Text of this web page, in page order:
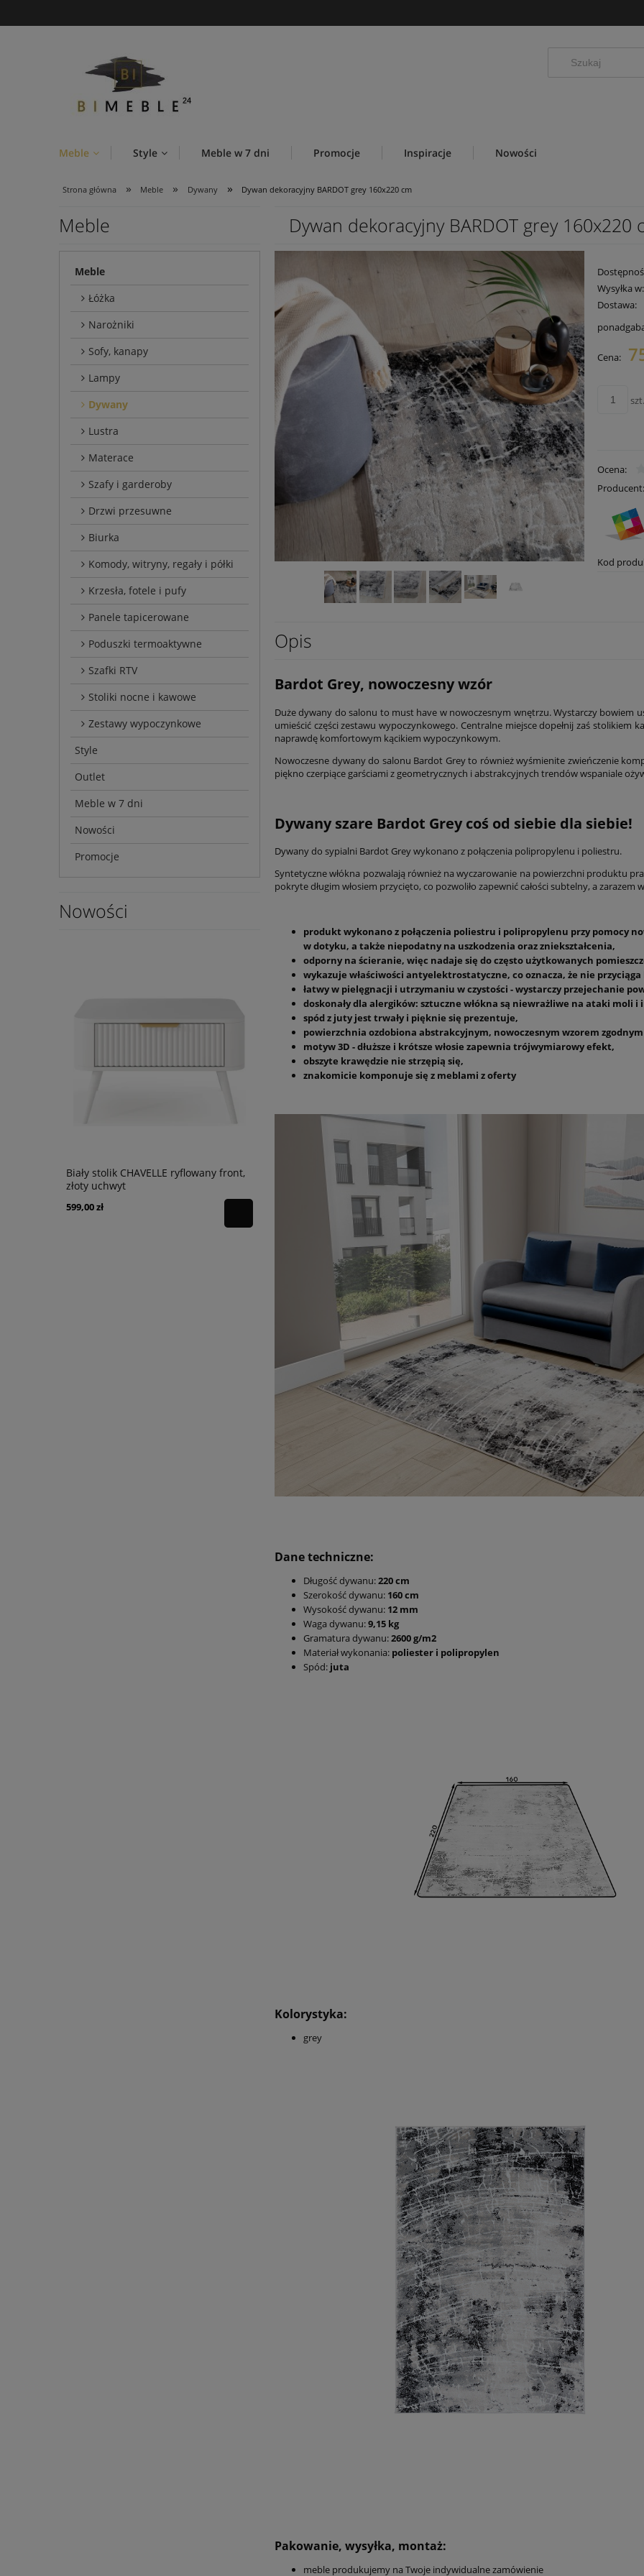
Meble Style Meble w 7 dni Promocje Inspiracje Nowości
Strona główna » Meble » Dywany » Dywan dekoracyjny BARDOT grey 160x220 cm
Meble
Meble
Łóżka
Narożniki
Sofy, kanapy
Lampy
Dywany
Lustra
Materace
Szafy i garderoby
Drzwi przesuwne
Biurka
Komody, witryny, regały i półki
Krzesła, fotele i pufy
Panele tapicerowane
Poduszki termoaktywne
Szafki RTV
Stoliki nocne i kawowe
Zestawy wypoczynkowe
Style
Outlet
Meble w 7 dni
Nowości
Promocje
Nowości
Biały stolik CHAVELLE ryflowany front,
złoty uchwyt
599,00 zł
Biała toaletka CHAVELLE 120 cm
ryflowany front, złoty uchwyt
Biała komoda CHAVELLE 150 cm
Dywan dekoracyjny BARDOT grey 160x220
Wysyłka w:
Dostawa:
Cena nie zawiera
płatności
Cena:
szt.
Ocena:
Producent:
Kod
Opis
Bardot Grey, nowoczesny wzór
Duże dywany do salonu to must have w nowoczesnym wnętrzu. Wystarczy bowiem
umieścić części zestawu wypoczynkowego. Centralne miejsce dopełnij zaś stolikiem
naprawdę komfortowym kącikiem wypoczynkowym.
Nowoczesne dywany do salonu Bardot Grey to również wyśmienite zwieńczenie
piękno czerpiące garściami z geometrycznych i abstrakcyjnych trendów wspaniale
Dywany szare Bardot Grey coś od siebie dla siebie!
Dywany do sypialni Bardot Grey wykonano z połączenia polipropylenu i poliestru.
Syntetyczne włókna pozwalają również na wyczarowanie na powierzchni produktu
pokryte długim włosiem przycięto, co pozwoliło zapewnić całości subtelny, a zarazem
produkt wykonano z połączenia poliestru i polipropylenu przy pomocy
w dotyku, a także niepodatny na uszkodzenia oraz zniekształcenia,
odporny na ścieranie, więc nadaje się do często użytkowanych
wykazuje właściwości antyelektrostatyczne, co oznacza, że nie
łatwy w pielęgnacji i utrzymaniu w czystości - wystarczy przejechanie
doskonały dla alergików: sztuczne włókna są niewrażliwe na ataki moli
spód z juty jest trwały i pięknie się prezentuje,
powierzchnia ozdobiona abstrakcyjnym, nowoczesnym wzorem
motyw 3D - dłuższe i krótsze włosie zapewnia trójwymiarowy efekt,
obszyte krawędzie nie strzępią się,
znakomicie komponuje się z meblami z oferty
Dane techniczne:
Długość dywanu:220 cm
Szerokość dywanu: 160 cm
Wysokość dywanu: 12 mm
Waga dywanu:9,15 kg
Gramatura dywanu:2600 g/m2
Materiał wykonania: poliester i polipropylen
Spód: juta
Kolorystyka:
grey
Pakowanie, wysyłka, montaż:
meble produkujemy na Twoje indywidualne zamówienie